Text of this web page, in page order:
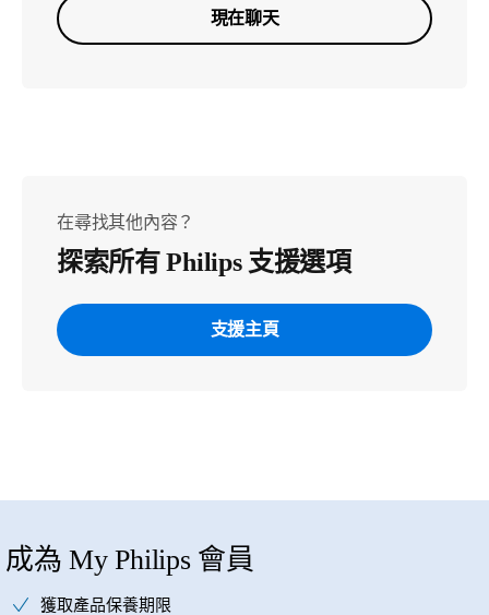
現在聊天
在尋找其他內容？
探索所有 Philips 支援選項
支援主頁
成為 My Philips 會員
獲取產品保養期限